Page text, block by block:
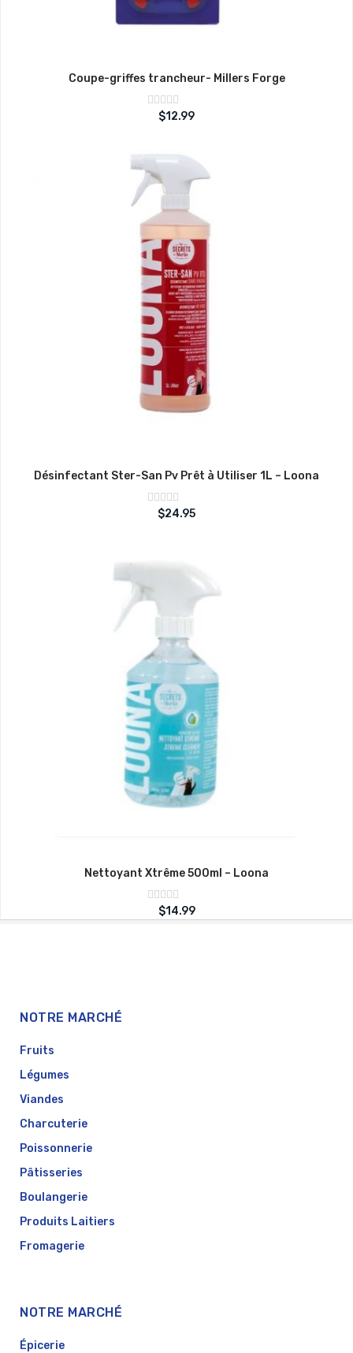
Coupe-griffes trancheur- Millers Forge
Note
sur
$12.99
Désinfectant Ster-San Pv Prêt à Utiliser 1L – Loona
Note
sur
$24.95
Nettoyant Xtrême 500ml – Loona
Note
0sur
$14.99
NOTRE MARCHÉ
Fruits
Légumes
Viandes
Charcuterie
Poissonnerie
Pâtisseries
Boulangerie
Produits Laitiers
Fromagerie
NOTRE MARCHÉ
Épicerie